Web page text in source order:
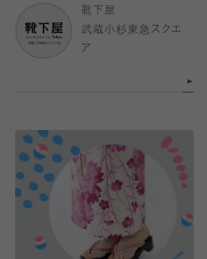
靴下屋
武蔵小杉東急スクエ
ア